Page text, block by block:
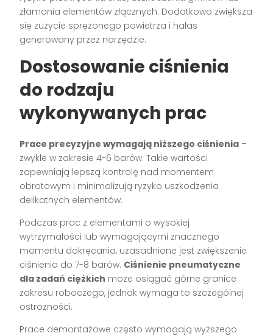
złamania elementów złącznych. Dodatkowo zwiększa
się zużycie sprężonego powietrza i hałas
generowany przez narzędzie.
Dostosowanie ciśnienia
do rodzaju
wykonywanych prac
Prace precyzyjne wymagają niższego ciśnienia –
zwykle w zakresie 4-6 barów. Takie wartości
zapewniają lepszą kontrolę nad momentem
obrotowym i minimalizują ryzyko uszkodzenia
delikatnych elementów.
Podczas prac z elementami o wysokiej
wytrzymałości lub wymagającymi znacznego
momentu dokręcania, uzasadnione jest zwiększenie
ciśnienia do 7-8 barów. Ciśnienie pneumatyczne
dla zadań ciężkich może osiągać górne granice
zakresu roboczego, jednak wymaga to szczególnej
ostrożności.
Prace demontażowe często wymagają wyższego